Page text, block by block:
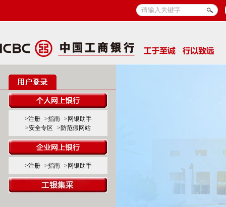
>注册 >指南
>网银助手
>安全专区
>防范假网站
>注册 >指南 >网银助手